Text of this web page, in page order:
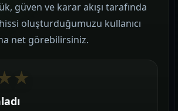
güven ve karar akışı tarafında
oluşturduğumuzu kullanıcı
net görebilirsiniz.
★